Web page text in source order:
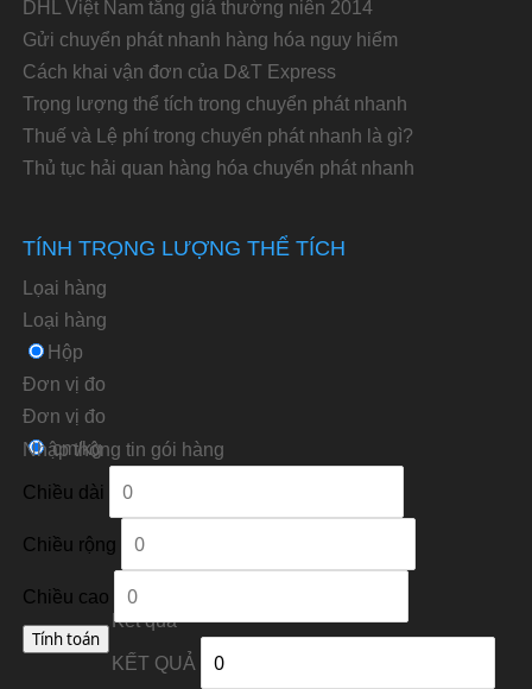
DHL Việt Nam tăng giá thường niên 2014
Gửi chuyển phát nhanh hàng hóa nguy hiểm
Cách khai vận đơn của D&T Express
Trọng lượng thể tích trong chuyển phát nhanh
Thuế và Lệ phí trong chuyển phát nhanh là gì?
Thủ tục hải quan hàng hóa chuyển phát nhanh
TÍNH TRỌNG LƯỢNG THỂ TÍCH
Lọai hàng
Loại hàng
Hộp
Đơn vị đo
Ðơn vị đo
cm/kg
Nhập thông tin gói hàng
Chiều dài
Chiều rộng
Chiều cao
Kết quả
KẾT QUẢ